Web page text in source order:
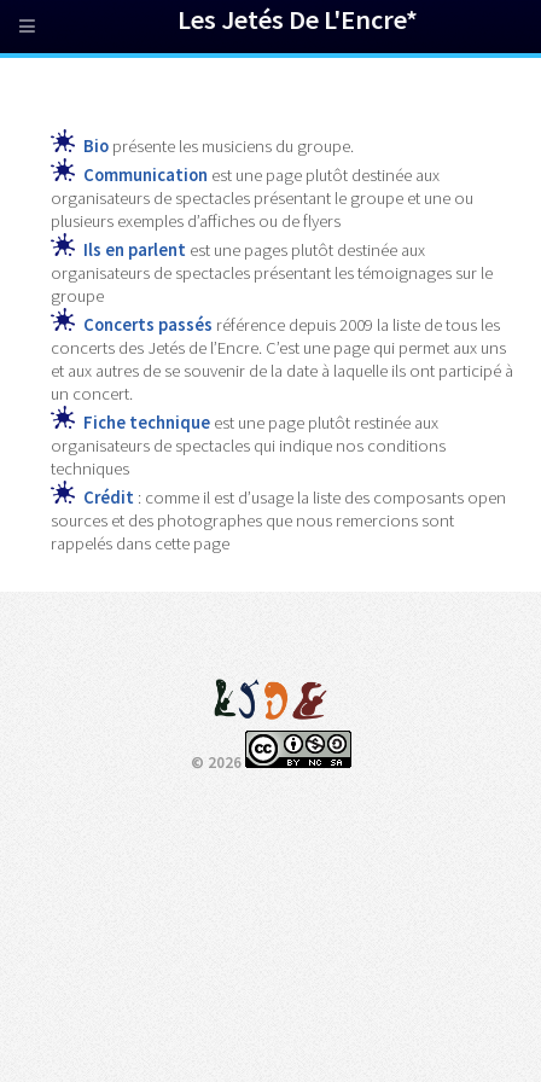
Bioprésente les musiciens du groupe.
Communication est une page plutôt destinée aux
organisateurs de spectacles présentant le groupe et une ou
plusieurs exemples d’affiches ou de flyers
Ils en parlentest une pages plutôt destinée aux
organisateurs de spectacles présentant les témoignages sur le
groupe
Concerts passés référence depuis 2009 la liste de tous les
concerts des Jetés de l’Encre. C’est une page qui permet aux uns
et aux autres de se souvenir de la date à laquelle ils ont participé à
un concert.
Fiche techniqueest une page plutôt restinée aux
organisateurs de spectacles qui indique nos conditions
techniques
Crédit: comme il est d’usage la liste des composants open
sources et des photographes que nous remercions sont
rappelés dans cette page
© 2026
Les Jetés De L'Encre*